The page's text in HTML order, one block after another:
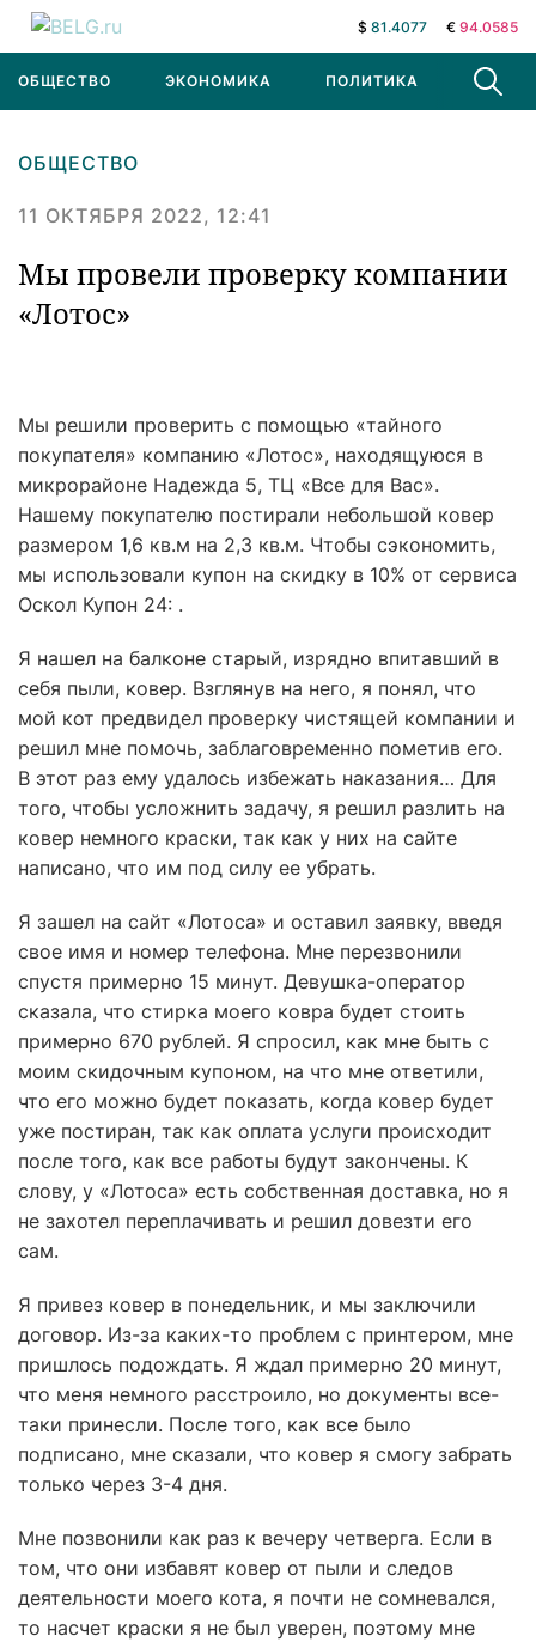
$ 81.4077 € 94.0585
ОБЩЕСТВО ЭКОНОМИКА ПОЛИТИКА В МИРЕ
ОБЩЕСТВО
11 ОКТЯБРЯ 2022, 12:41
Мы провели проверку компании
«Лотос»
Мы решили проверить с помощью «тайного
покупателя» компанию «Лотос», находящуюся в
микрорайоне Надежда 5, ТЦ «Все для Вас».
Нашему покупателю постирали небольшой ковер
размером 1,6 кв.м на 2,3 кв.м. Чтобы сэкономить,
мы использовали купон на скидку в 10% от сервиса
Оскол Купон 24: .
Я нашел на балконе старый, изрядно впитавший в
себя пыли, ковер. Взглянув на него, я понял, что
мой кот предвидел проверку чистящей компании и
решил мне помочь, заблаговременно пометив его.
В этот раз ему удалось избежать наказания… Для
того, чтобы усложнить задачу, я решил разлить на
ковер немного краски, так как у них на сайте
написано, что им под силу ее убрать.
Я зашел на сайт «Лотоса» и оставил заявку, введя
свое имя и номер телефона. Мне перезвонили
спустя примерно 15 минут. Девушка-оператор
сказала, что стирка моего ковра будет стоить
примерно 670 рублей. Я спросил, как мне быть с
моим скидочным купоном, на что мне ответили,
что его можно будет показать, когда ковер будет
уже постиран, так как оплата услуги происходит
после того, как все работы будут закончены. К
слову, у «Лотоса» есть собственная доставка, но я
не захотел переплачивать и решил довезти его
сам.
Я привез ковер в понедельник, и мы заключили
договор. Из-за каких-то проблем с принтером, мне
пришлось подождать. Я ждал примерно 20 минут,
что меня немного расстроило, но документы все-
таки принесли. После того, как все было
подписано, мне сказали, что ковер я смогу забрать
только через 3-4 дня.
Мне позвонили как раз к вечеру четверга. Если в
том, что они избавят ковер от пыли и следов
деятельности моего кота, я почти не сомневался,
то насчет краски я не был уверен, поэтому мне